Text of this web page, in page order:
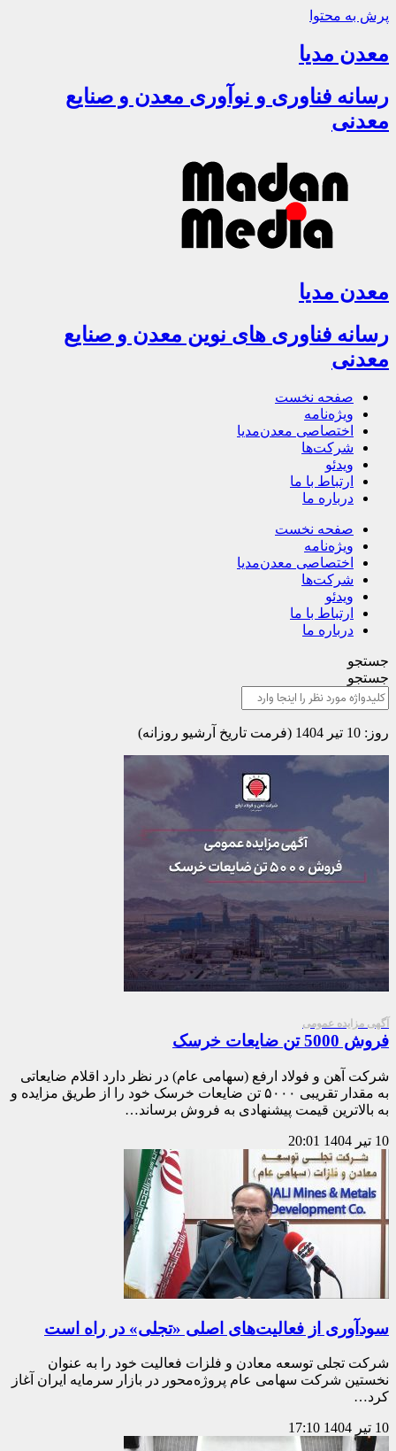
پرش به محتوا
معدن مدیا
رسانه فناوری و نوآوری معدن و صنایع
معدنی
معدن مدیا
رسانه فناوری های نوین معدن و صنایع
معدنی
صفحه نخست
ویژه‌نامه
اختصاصی معدن‌مدیا
شرکت‌ها
ویدئو
ارتباط با ما
درباره ما
صفحه نخست
ویژه‌نامه
اختصاصی معدن‌مدیا
شرکت‌ها
ویدئو
ارتباط با ما
درباره ما
جستجو
جستجو
روز: 10 تیر 1404 (فرمت تاریخ آرشیو روزانه)
آگهی مزایده عمومی
فروش 5000 تن ضایعات خرسک
شرکت آهن و فولاد ارفع (سهامی عام) در نظر دارد اقلام ضایعاتی
به مقدار تقریبی ۵۰۰۰ تن ضایعات خرسک خود را از طریق مزایده و
به بالاترین قیمت پیشنهادی به فروش برساند…
10 تیر 1404 20:01
سودآوری از فعالیت‌های اصلی «تجلی» در راه است
شرکت تجلی توسعه معادن و فلزات فعالیت خود را به عنوان
نخستین شرکت سهامی عام پروژه‌محور در بازار سرمایه ایران آغاز
کرد…
10 تیر 1404 17:10